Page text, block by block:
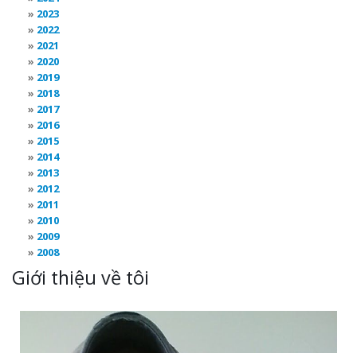
2023
2022
2021
2020
2019
2018
2017
2016
2015
2014
2013
2012
2011
2010
2009
2008
Giới thiệu về tôi